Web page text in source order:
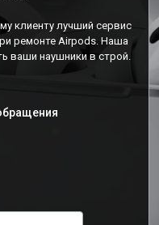
клиенту лучший сервис
ремонте Airpods. Наша
ваши наушники в строй.